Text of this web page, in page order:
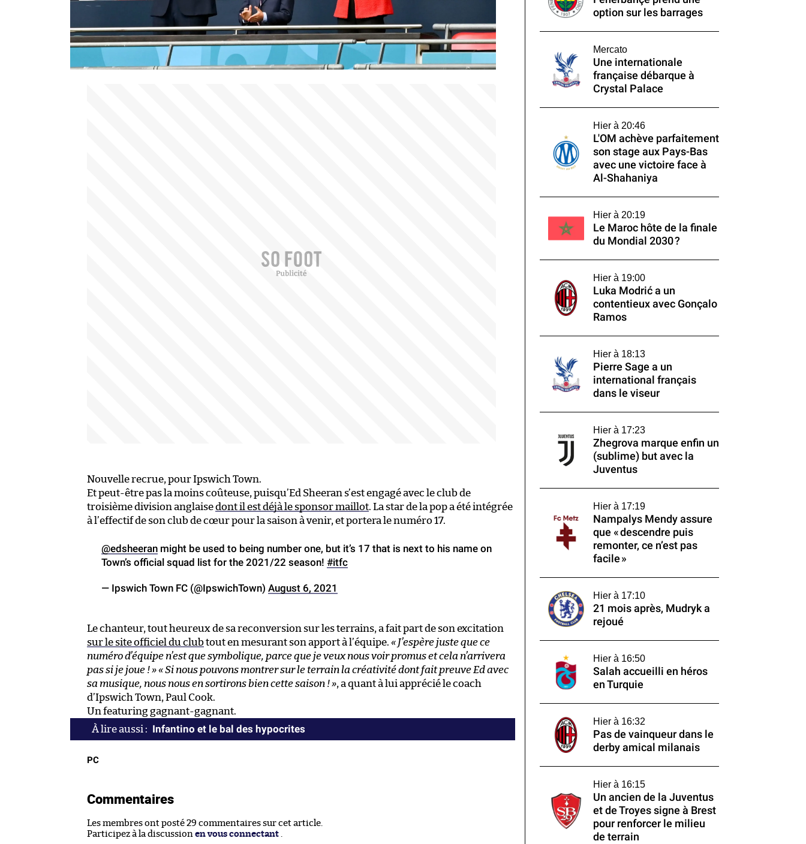
Nouvelle recrue, pour Ipswich Town.
Et peut-être pas la moins coûteuse, puisqu’Ed Sheeran s’est engagé avec le club de
troisième division anglaisedont il est déjà le sponsor maillot. La star de la pop a été intégrée
à l’effectif de son club de cœur pour la saison à venir, et portera le numéro 17.
@edsheeran might be used to being number one, but it’s 17 that is next to his name on
Town’s official squad list for the 2021/22 season! #itfc
— Ipswich Town FC (@IpswichTown) August 6, 2021
Le chanteur, tout heureux de sa reconversion sur les terrains, a fait part de son excitation
sur le site officiel du clubtout en mesurant son apport à l’équipe. « J’espère juste que ce
numéro d’équipe n’est que symbolique, parce que je veux nous voir promus et cela n’arrivera
pas si je joue ! »« Si nous pouvons montrer sur le terrain la créativité dont fait preuve Ed avec
sa musique, nous nous en sortirons bien cette saison ! », a quant à lui apprécié le coach
d’Ipswich Town, Paul Cook.
Un featuring gagnant-gagnant.
Infantino et le bal des hypocrites
PC
Commentaires
Les membres ont posté 29 commentaires sur cet article.
Participez à la discussion en vous connectant
option sur les barrages
Mercato
Une internationale
française débarque à
Crystal Palace
Hier à 20:46
L'OM achève parfaitement
son stage aux Pays-Bas
avec une victoire face à
Al-Shahaniya
Hier à 20:19
Le Maroc hôte de la finale
du Mondial 2030 ?
Hier à 19:00
Luka Modrić a un
contentieux avec Gonçalo
Ramos
Hier à 18:13
Pierre Sage a un
international français
dans le viseur
Hier à 17:23
Zhegrova marque enfin un
(sublime) but avec la
Juventus
Hier à 17:19
Nampalys Mendy assure
que « descendre puis
remonter, ce n’est pas
facile »
Hier à 17:10
21 mois après, Mudryk a
rejoué
Hier à 16:50
Salah accueilli en héros
en Turquie
Hier à 16:32
Pas de vainqueur dans le
derby amical milanais
Hier à 16:15
Un ancien de la Juventus
et de Troyes signe à Brest
pour renforcer le milieu
de terrain